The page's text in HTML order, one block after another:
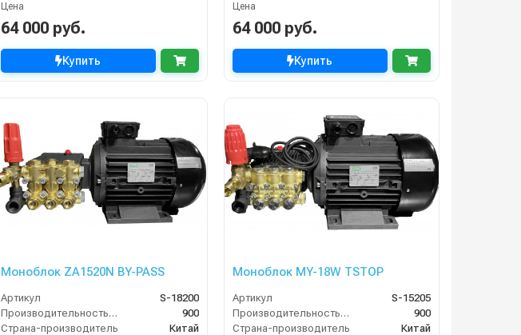
Цена
64 000 руб.
Купить
Цена
64 000 руб.
Купить
Моноблок ZA1520N BY-PASS
Артикул
S-18200
Производительность (л/ч)
900
Страна-производитель
Китай
Моноблок MY-18W TSTOP
Артикул
S-15205
Производительность (л/ч)
900
Страна-производитель
Китай